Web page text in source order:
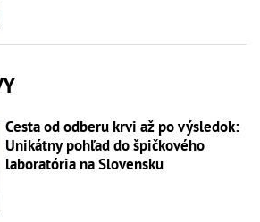
Cesta od odberu krvi až po výsledok:
Unikátny pohľad do špičkového
laboratória na Slovensku